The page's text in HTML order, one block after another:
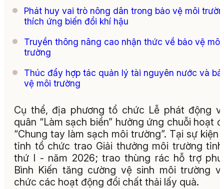
Phát huy vai trò nông dân trong bảo vệ môi
thích ứng biến đổi khí hậu
Truyền thông nâng cao nhận thức về bảo vệ môi
trường
Thúc đẩy hợp tác quản lý tài nguyên nước và
vệ môi trường
Cụ thể, địa phương tổ chức Lễ phát động
quân “Làm sạch biển” hưởng ứng chuỗi hoạt
“Chung tay làm sạch môi trường”. Tại sự kiện
tỉnh tổ chức trao Giải thưởng môi trường
thứ I - năm 2026; trao thùng rác hỗ trợ
Bình Kiến tăng cường vệ sinh môi trường
chức các hoạt động đổi chất thải lấy quà.